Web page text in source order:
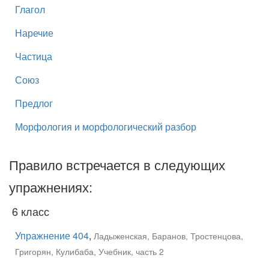
Глагол
Наречие
Частица
Союз
Предлог
Морфология и морфологический разбор
Правило встречается в следующих
упражнениях:
6 класс
Упражнение 404, Ладыженская, Баранов, Тростенцова,
Григорян, Кулибаба, Учебник, часть 2